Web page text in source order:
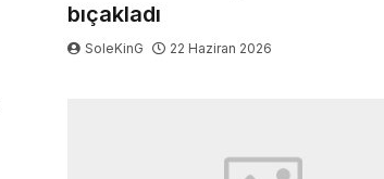
bıçakladı
SoleKinG 22 Haziran 2026